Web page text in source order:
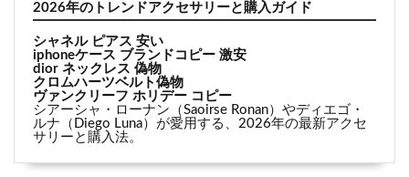
2026年のトレンドアクセサリーと購入ガイド
シャネル ピアス 安い
iphoneケース ブランドコピー 激安
dior ネックレス 偽物
クロムハーツベルト偽物
ヴァンクリーフ ホリデー コピー
シアーシャ・ローナン（Saoirse Ronan）やディエゴ・
ルナ（Diego Luna）が愛用する、2026年の最新アクセ
サリーと購入法。